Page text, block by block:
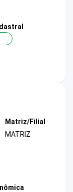
Matriz/Filial
MATRIZ